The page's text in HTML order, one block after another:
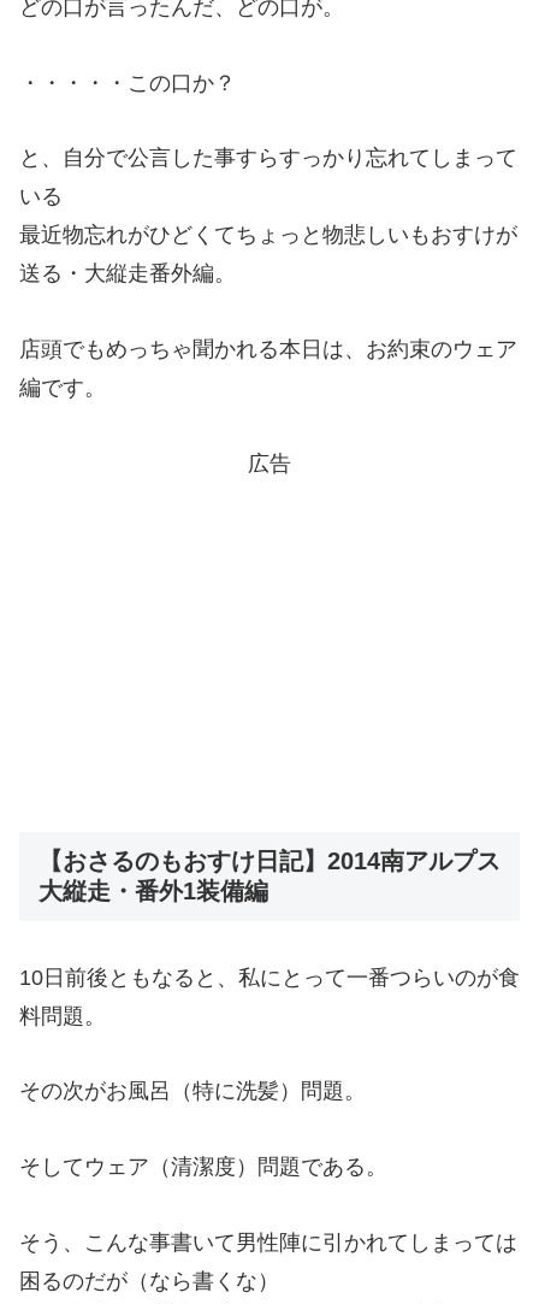
どの口が言ったんだ、どの口が。
・・・・・この口か？
と、自分で公言した事すらすっかり忘れてしまって
いる
最近物忘れがひどくてちょっと物悲しいもおすけが
送る・大縦走番外編。
店頭でもめっちゃ聞かれる本日は、お約束のウェア
編です。
広告
【おさるのもおすけ日記】2014南アルプス
大縦走・番外1装備編
10日前後ともなると、私にとって一番つらいのが食
料問題。
その次がお風呂（特に洗髪）問題。
そしてウェア（清潔度）問題である。
そう、こんな事書いて男性陣に引かれてしまっては
困るのだが（なら書くな）